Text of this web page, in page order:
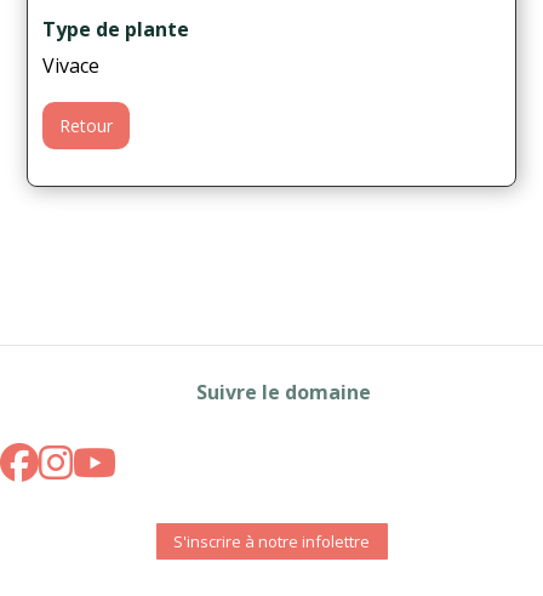
Type de plante
Vivace
Retour
Suivre le domaine
S'inscrire à notre infolettre